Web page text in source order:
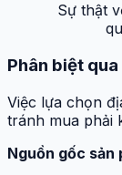
Sự thật
Phân biệt
Việc lựa chọn
tránh mua phải
Nguồn gốc sản